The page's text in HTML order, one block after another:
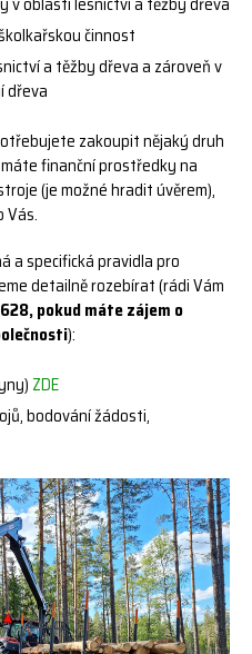
činnost
a těžby dřeva a zároveň v
dřeva
zakoupit nějaký druh
finanční prostředky na
(je možné hradit úvěrem),
Vás.
a specifická pravidla pro
detailně rozebírat (rádi Vám
pokud máte zájem o
):
ZDE
bodování žádosti,